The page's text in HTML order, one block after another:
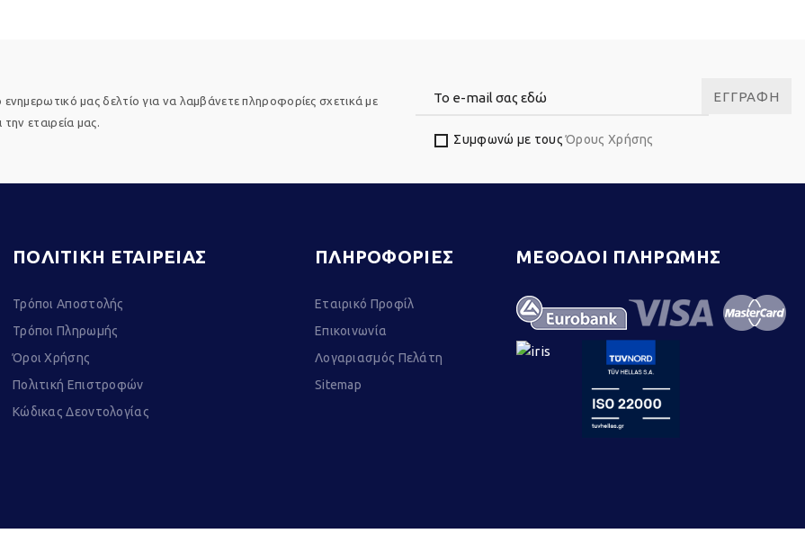
μας δελτίο για να λαμβάνετε πληροφορίες σχετικά με
εταιρεία μας.
ΕΓΓΡΑΦΉ
Συμφωνώ με τουςΌρους Χρήσης
ΠΟΛΙΤΙΚΗ ΕΤΑΙΡΕΙΑΣ
Τρόποι Αποστολής
Τρόποι Πληρωμής
Όροι Χρήσης
Πολιτική Επιστροφών
Κώδικας Δεοντολογίας
ΠΛΗΡΟΦΟΡΙΕΣ
Εταιρικό Προφίλ
Επικοινωνία
Λογαριασμός Πελάτη
Sitemap
ΜΕΘΟΔΟΙ ΠΛΗΡΩΜΗΣ